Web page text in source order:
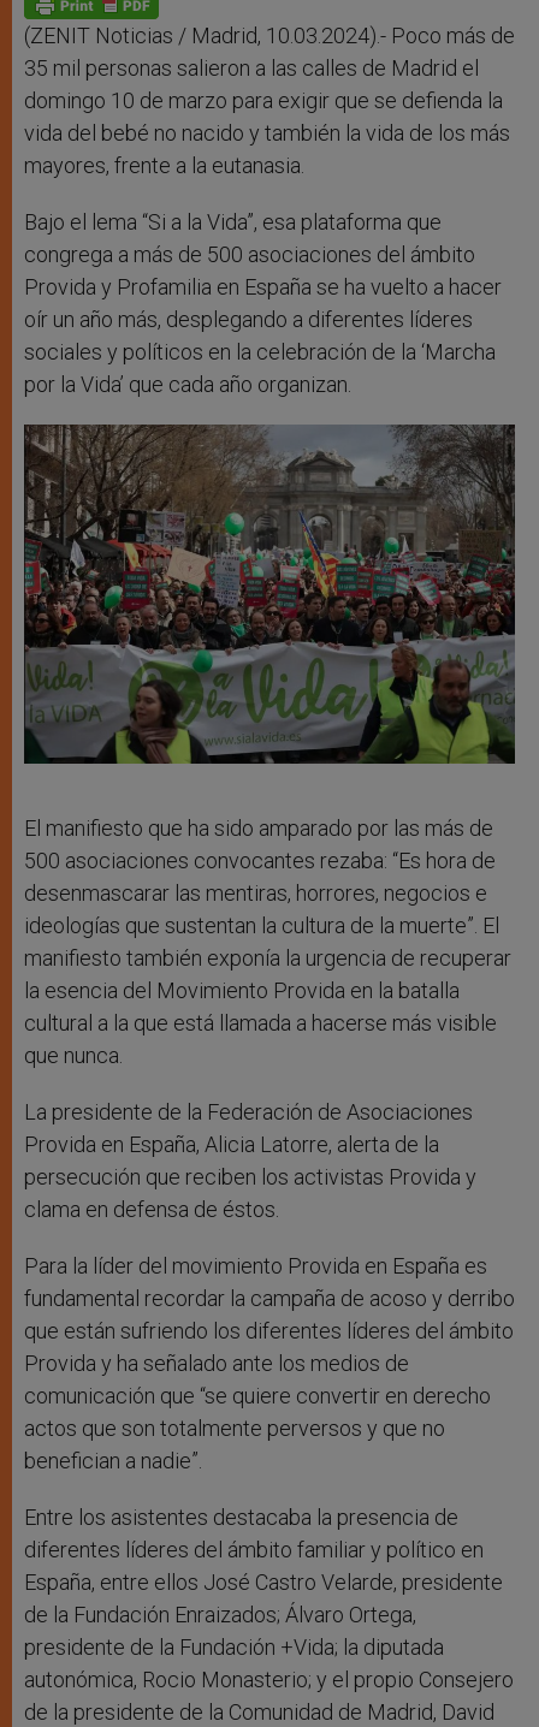
(ZENIT Noticias / Madrid, 10.03.2024).- Poco más de
35 mil personas salieron a las calles de Madrid el
domingo 10 de marzo para exigir que se defienda la
vida del bebé no nacido y también la vida de los más
mayores, frente a la eutanasia.
Bajo el lema “Si a la Vida”, esa plataforma que
congrega a más de 500 asociaciones del ámbito
Provida y Profamilia en España se ha vuelto a hacer
oír un año más, desplegando a diferentes líderes
sociales y políticos en la celebración de la ‘Marcha
por la Vida’ que cada año organizan.
El manifiesto que ha sido amparado por las más de
500 asociaciones convocantes rezaba: “Es hora de
desenmascarar las mentiras, horrores, negocios e
ideologías que sustentan la cultura de la muerte”. El
manifiesto también exponía la urgencia de recuperar
la esencia del Movimiento Provida en la batalla
cultural a la que está llamada a hacerse más visible
que nunca.
La presidente de la Federación de Asociaciones
Provida en España, Alicia Latorre, alerta de la
persecución que reciben los activistas Provida y
clama en defensa de éstos.
Para la líder del movimiento Provida en España es
fundamental recordar la campaña de acoso y derribo
que están sufriendo los diferentes líderes del ámbito
Provida y ha señalado ante los medios de
comunicación que “se quiere convertir en derecho
actos que son totalmente perversos y que no
benefician a nadie”.
Entre los asistentes destacaba la presencia de
diferentes líderes del ámbito familiar y político en
España, entre ellos José Castro Velarde, presidente
de la Fundación Enraizados; Álvaro Ortega,
presidente de la Fundación +Vida; la diputada
autonómica, Rocio Monasterio; y el propio Consejero
de la presidente de la Comunidad de Madrid, David